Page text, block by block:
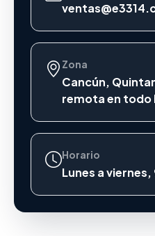
Zona
Cancún,
remota en todo
Horario
Lunes a viernes,